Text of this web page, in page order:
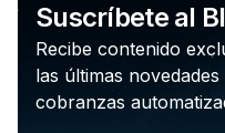
Suscríbete al
Recibe contenido
las últimas
cobranzas